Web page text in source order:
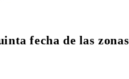
fecha de las